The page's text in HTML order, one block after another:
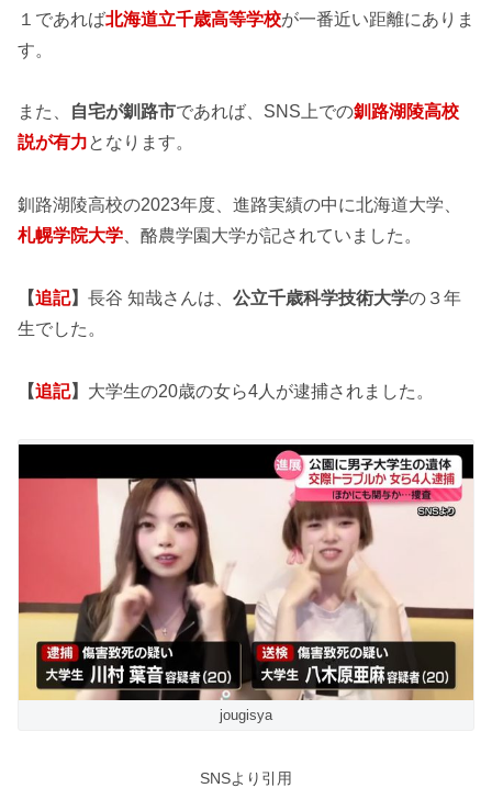
１であれば北海道立千歳高等学校が一番近い距離にありま
す。
また、 自宅が釧路市であれば、SNS上での釧路湖陵高校
説が有力となります。
釧路湖陵高校の2023年度、進路実績の中に北海道大学、
札幌学院大学 、酪農学園大学が記されていました。
【追記】 長谷 知哉さんは、 公立千歳科学技術大学の３年
生でした。
【追記】 大学生の20歳の女ら4人が逮捕されました。
jougisya
SNSより引用